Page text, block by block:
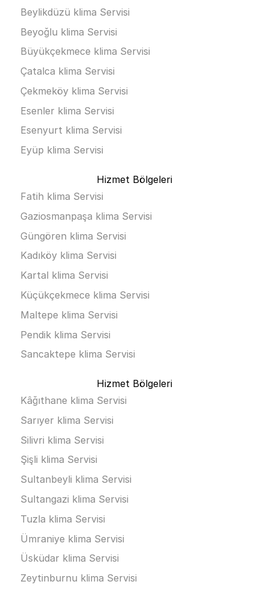
Beylikdüzü klima Servisi
Beyoğlu klima Servisi
Büyükçekmece klima Servisi
Çatalca klima Servisi
Çekmeköy klima Servisi
Esenler klima Servisi
Esenyurt klima Servisi
Eyüp klima Servisi
Hizmet Bölgeleri
Fatih klima Servisi
Gaziosmanpaşa klima Servisi
Güngören klima Servisi
Kadıköy klima Servisi
Kartal klima Servisi
Küçükçekmece klima Servisi
Maltepe klima Servisi
Pendik klima Servisi
Sancaktepe klima Servisi
Hizmet Bölgeleri
Kâğıthane klima Servisi
Sarıyer klima Servisi
Silivri klima Servisi
Şişli klima Servisi
Sultanbeyli klima Servisi
Sultangazi klima Servisi
Tuzla klima Servisi
Ümraniye klima Servisi
Üsküdar klima Servisi
Zeytinburnu klima Servisi